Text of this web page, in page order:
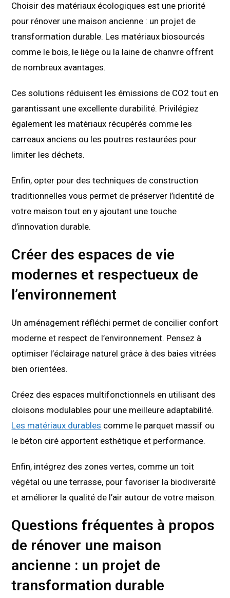
Choisir des matériaux écologiques est une priorité
pour rénover une maison ancienne : un projet de
transformation durable. Les matériaux biosourcés
comme le bois, le liège ou la laine de chanvre offrent
de nombreux avantages.
Ces solutions réduisent les émissions de CO2 tout en
garantissant une excellente durabilité. Privilégiez
également les matériaux récupérés comme les
carreaux anciens ou les poutres restaurées pour
limiter les déchets.
Enfin, opter pour des techniques de construction
traditionnelles vous permet de préserver l’identité de
votre maison tout en y ajoutant une touche
d’innovation durable.
Créer des espaces de vie
modernes et respectueux de
l’environnement
Un aménagement réfléchi permet de concilier confort
moderne et respect de l’environnement. Pensez à
optimiser l’éclairage naturel grâce à des baies vitrées
bien orientées.
Créez des espaces multifonctionnels en utilisant des
cloisons modulables pour une meilleure adaptabilité.
Les matériaux durables comme le parquet massif ou
le béton ciré apportent esthétique et performance.
Enfin, intégrez des zones vertes, comme un toit
végétal ou une terrasse, pour favoriser la biodiversité
et améliorer la qualité de l’air autour de votre maison.
Questions fréquentes à propos
de rénover une maison
ancienne : un projet de
transformation durable